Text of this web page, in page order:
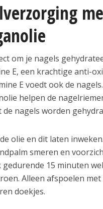
om je nagels
E, een krachtige anti-
E voedt ook de
helpen de
nagels worden
olie en dit laten
smeren en
15 minuten
Alleen afspoelen
doekjes.